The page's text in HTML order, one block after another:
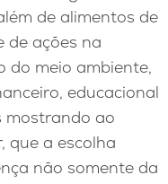
de alimentos de
de ações na
do meio ambiente,
educacional
mostrando ao
que a escolha
não somente da